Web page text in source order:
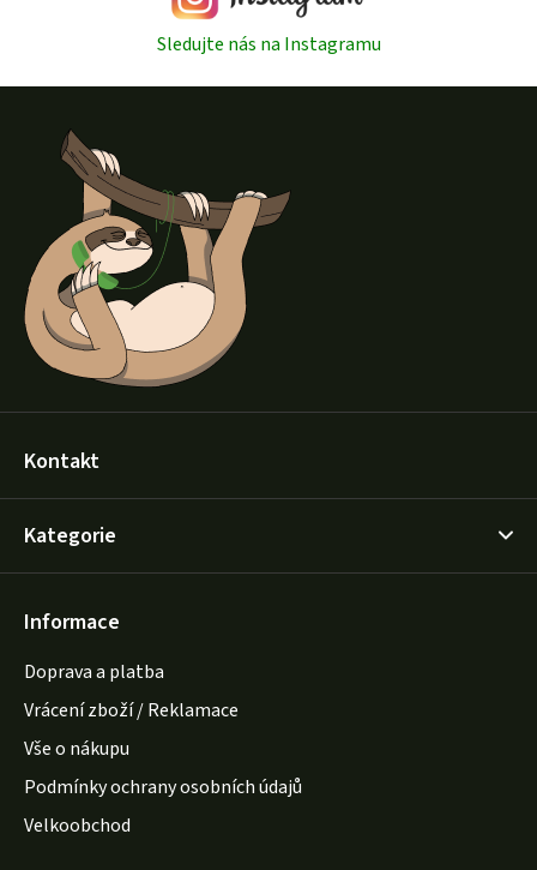
Sledujte nás na Instagramu
Kontakt
Kategorie
Informace
Doprava a platba
Vrácení zboží / Reklamace
Vše o nákupu
Podmínky ochrany osobních údajů
Velkoobchod